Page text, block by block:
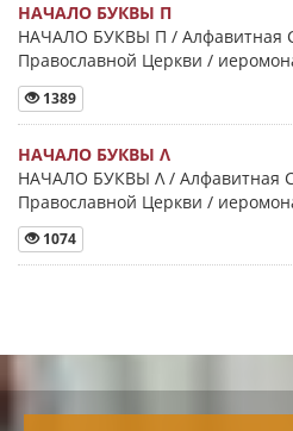
НАЧАЛО БУКВЫ Π
НАЧАЛО БУКВЫ Π / Алфавитная
Православной Церкви /
1389
НАЧАЛО БУКВЫ Λ
НАЧАЛО БУКВЫ Λ / Алфавитная
Православной Церкви /
1074